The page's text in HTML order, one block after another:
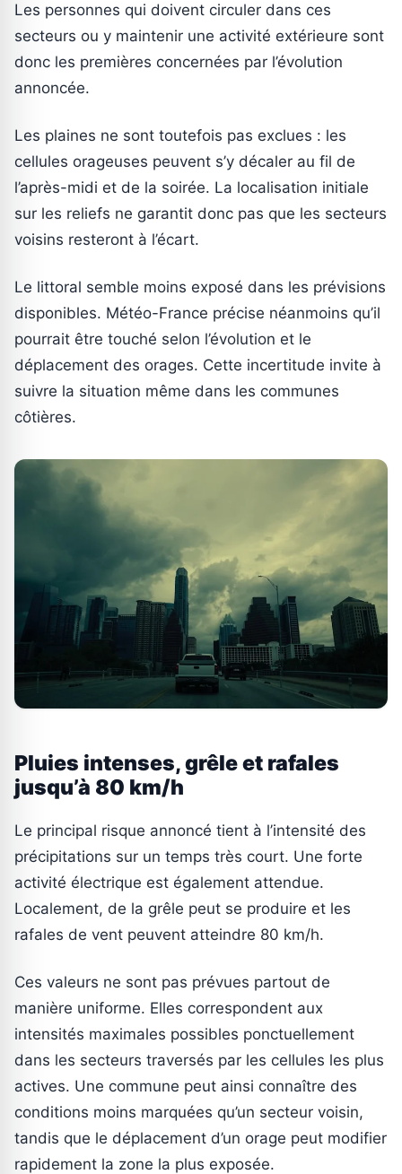
Les personnes qui doivent circuler dans ces
secteurs ou y maintenir une activité extérieure sont
donc les premières concernées par l’évolution
annoncée.
Les plaines ne sont toutefois pas exclues : les
cellules orageuses peuvent s’y décaler au fil de
l’après-midi et de la soirée. La localisation initiale
sur les reliefs ne garantit donc pas que les secteurs
voisins resteront à l’écart.
Le littoral semble moins exposé dans les prévisions
disponibles. Météo-France précise néanmoins qu’il
pourrait être touché selon l’évolution et le
déplacement des orages. Cette incertitude invite à
suivre la situation même dans les communes
côtières.
Pluies intenses, grêle et rafales
jusqu’à 80 km/h
Le principal risque annoncé tient à l’intensité des
précipitations sur un temps très court. Une forte
activité électrique est également attendue.
Localement, de la grêle peut se produire et les
rafales de vent peuvent atteindre 80 km/h.
Ces valeurs ne sont pas prévues partout de
manière uniforme. Elles correspondent aux
intensités maximales possibles ponctuellement
dans les secteurs traversés par les cellules les plus
actives. Une commune peut ainsi connaître des
conditions moins marquées qu’un secteur voisin,
tandis que le déplacement d’un orage peut modifier
rapidement la zone la plus exposée.